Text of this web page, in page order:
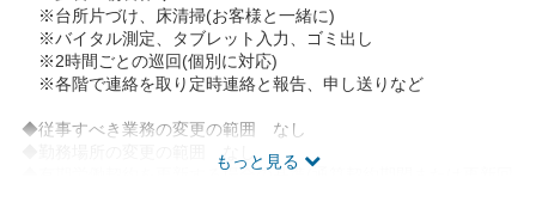
もっと見る
※台所片づけ、床清掃(お客様と一緒に)
※バイタル測定、タブレット入力、ゴミ出し
※2時間ごとの巡回(個別に対応)
※各階で連絡を取り定時連絡と報告、申し送りなど
◆従事すべき業務の変更の範囲 なし
◆勤務場所の変更の範囲 なし
◆有期労働契約を更新する場合の基準(通算契約期間または更新回